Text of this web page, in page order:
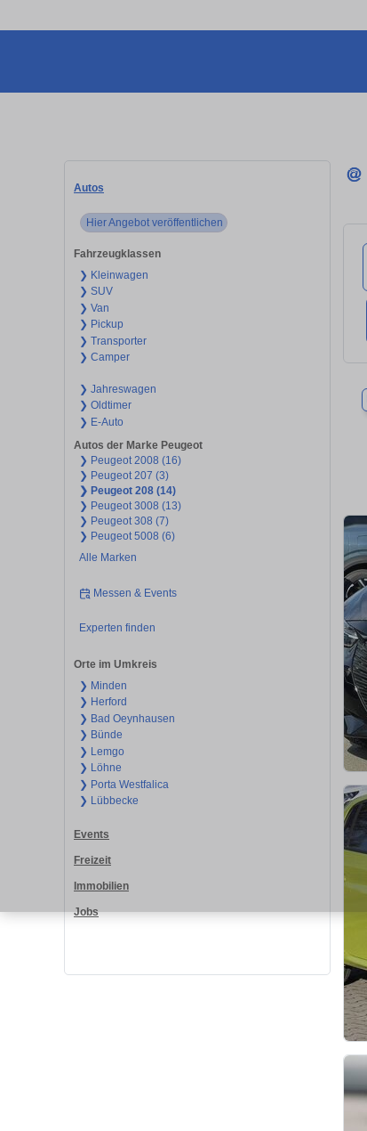
Autos
Hier Angebot veröffentlichen
Fahrzeugklassen
❯ Kleinwagen
❯ SUV
❯ Van
❯ Pickup
❯ Transporter
❯ Camper
❯ Jahreswagen
❯ Oldtimer
❯ E-Auto
Autos der Marke Peugeot
❯ Peugeot 2008 (16)
❯ Peugeot 207 (3)
❯ Peugeot 208 (14)
❯ Peugeot 3008 (13)
❯ Peugeot 308 (7)
❯ Peugeot 5008 (6)
Alle Marken
Messen & Events
Experten finden
Orte im Umkreis
❯ Minden
❯ Herford
❯ Bad Oeynhausen
❯ Bünde
❯ Lemgo
❯ Löhne
❯ Porta Westfalica
❯ Lübbecke
Events
Freizeit
Immobilien
Jobs